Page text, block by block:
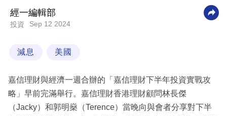
科
生
活
經一編輯部
投資 Sep 12 2024
減息 美國
嘉信理財與經濟一週合辦的「嘉信理財下半年投資實戰攻
略」早前完滿舉行。嘉信理財香港理財顧問林長傑
（Jacky）和郭明燊（Terence）當晚向與會者分享對下半